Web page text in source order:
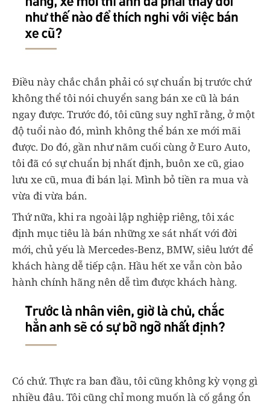
Điều này chắc chắn phải có sự chuẩn bị trước chứ
không thể tôi nói chuyển sang bán xe cũ là bán
ngay được. Trước đó, tôi cũng suy nghĩ rằng, ở một
độ tuổi nào đó, mình không thể bán xe mới mãi
được. Do đó, gần như năm cuối cùng ở Euro Auto,
tôi đã có sự chuẩn bị nhất định, buôn xe cũ, giao
lưu xe cũ, mua đi bán lại. Mình bỏ tiền ra mua và
vừa đi vừa bán.
Thứ nữa, khi ra ngoài lập nghiệp riêng, tôi xác
định mục tiêu là bán những xe sát nhất với đời
mới, chủ yếu là Mercedes-Benz, BMW, siêu lướt để
khách hàng dễ tiếp cận. Hầu hết xe vẫn còn bảo
hành chính hãng nên dễ tìm được khách hàng.
Có chứ. Thực ra ban đầu, tôi cũng không kỳ vọng gì
nhiều đâu. Tôi cũng chỉ mong muốn là cố gắng ổn